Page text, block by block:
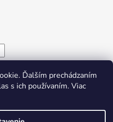
Ďalším prechádzaním
s ich používaním. Viac